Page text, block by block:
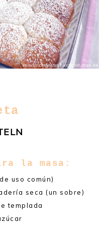
la masa:
uso común)
seca (un sobre)
templada